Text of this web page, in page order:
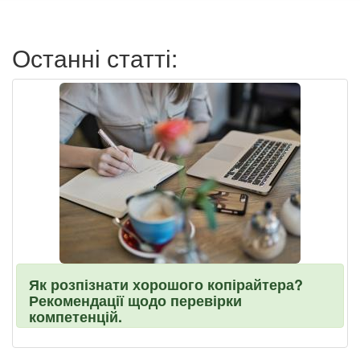
Останні статті:
Як розпізнати хорошого копірайтера?
Рекомендації щодо перевірки
компетенцій.